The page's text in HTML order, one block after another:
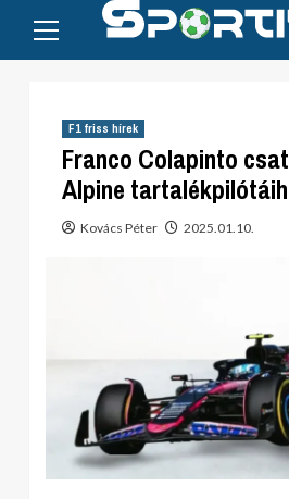
content
Menu
F1 friss hírek
Franco Colapinto
Alpine
Kovács Péter 2025.01.10.